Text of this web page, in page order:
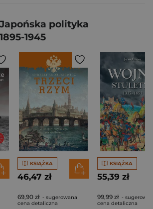
polityka
1945
KSIĄŻKA
46,47 zł
69,90 zł - sugerowana
cena detaliczna
KSIĄŻKA
55,39 zł
99,99 zł -
cena detaliczna